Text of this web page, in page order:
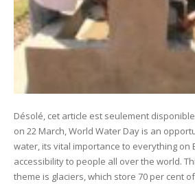
Désolé, cet article est seulement
on 22 March, World Water Day is an
water, its vital importance to everything on
accessibility to people all over the world.
theme is glaciers, which store 70 per cent